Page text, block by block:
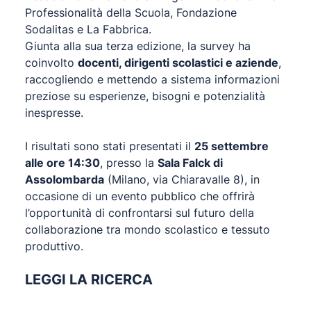
Professionalità della Scuola, Fondazione
Sodalitas e La Fabbrica.
Giunta alla sua terza edizione, la survey ha
coinvolto docenti, dirigenti scolastici e aziende,
raccogliendo e mettendo a sistema informazioni
preziose su esperienze, bisogni e potenzialità
inespresse.
I risultati sono stati presentati il 25 settembre
alle ore 14:30, presso la Sala Falck di
Assolombarda (Milano, via Chiaravalle 8), in
occasione di un evento pubblico che offrirà
l’opportunità di confrontarsi sul futuro della
collaborazione tra mondo scolastico e tessuto
produttivo.
LEGGI LA RICERCA